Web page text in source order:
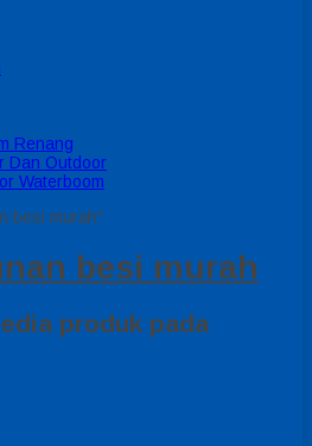
Renang
Dan Outdoor
Waterboom
besi murah"
besi murah
produk pada